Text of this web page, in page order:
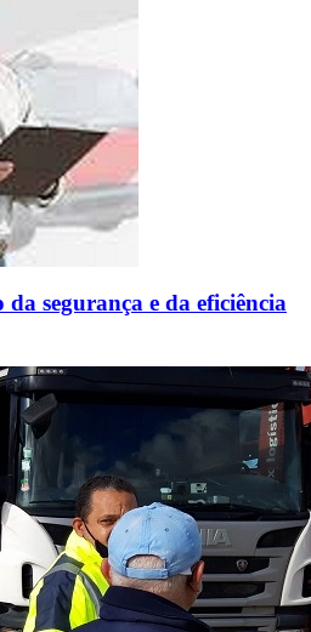
segurança e da eficiência